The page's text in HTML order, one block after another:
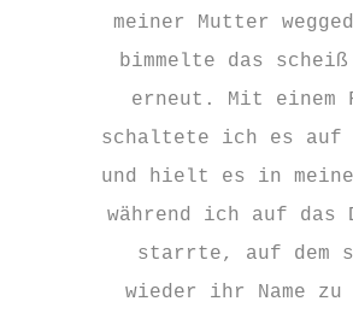
meiner Mutter
bimmelte das scheiß
erneut. Mit einem
schaltete ich es auf
und hielt es in
während ich auf das
starrte, auf dem
wieder ihr Name zu